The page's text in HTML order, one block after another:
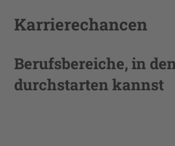
Management Platform
Karrierechancen
Berufsbereiche, in
durchstarten kannst